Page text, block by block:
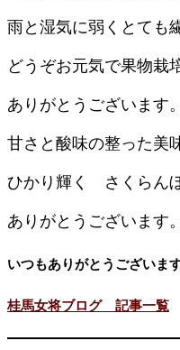
雨と湿気に弱くとても
どうぞお元気で果物栽
ありがとうございます。
甘さと酸味の整った美
ひかり輝く さくらん
ありがとうございます。
いつもありがとうございま
桂馬女将ブログ 記事一覧